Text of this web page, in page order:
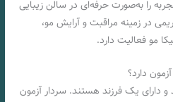
را به‌صورت حرفه‌ای در سالن زیبایی
در زمینه مراقبت و آرایش مو،
مو فعالیت دارد.
دارد؟
دارای یک فرزند هستند. سردار آزمون